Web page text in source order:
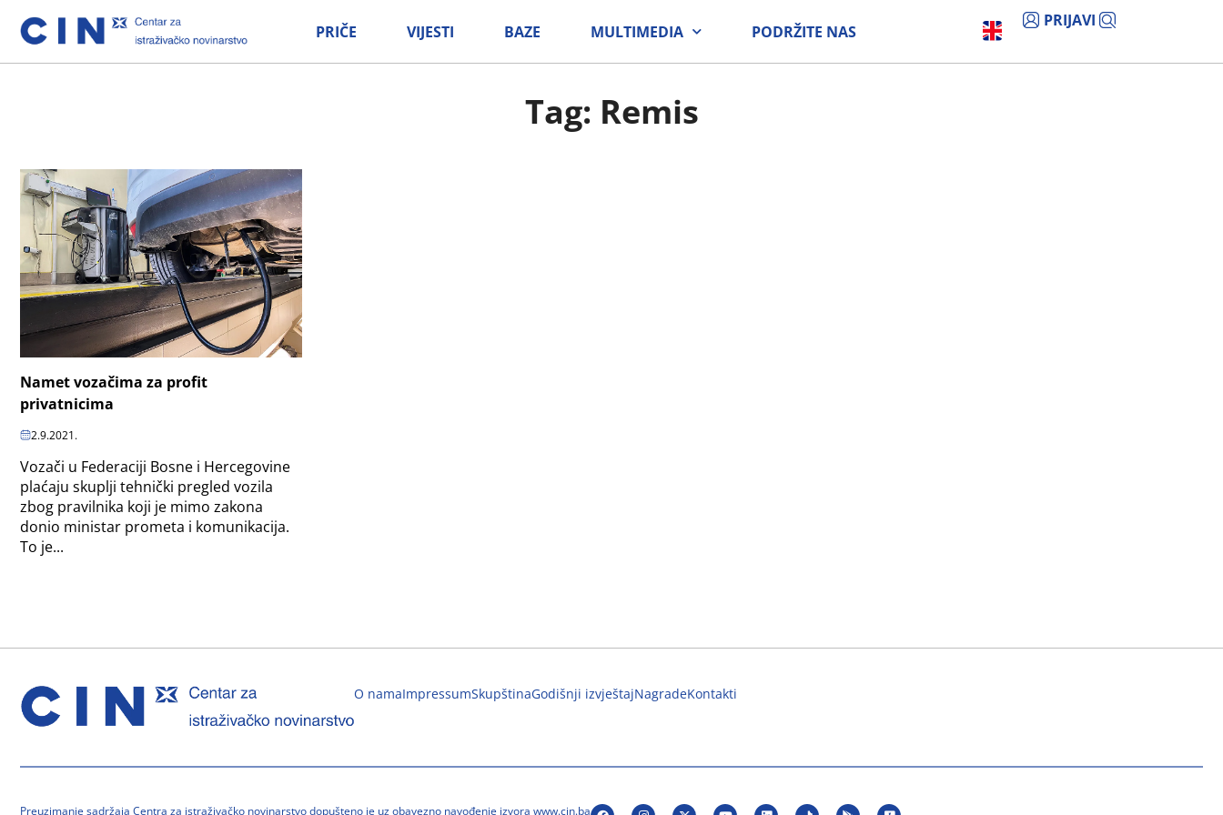
PRIČE VIJESTI BAZE MULTIMEDIA PODRŽITE NAS
PRIJAVI
Tag: Remis
Namet vozačima za profit
privatnicima
2.9.2021.
Vozači u Federaciji Bosne i Hercegovine
plaćaju skuplji tehnički pregled vozila
zbog pravilnika koji je mimo zakona
donio ministar prometa i komunikacija.
To je...
O namaImpressumSkupštinaGodišnji izvještajNagradeKontakti
Preuzimanje sadržaja Centra za istraživačko novinarstvo dopušteno je uz obavezno navođenje izvora www.cin.ba